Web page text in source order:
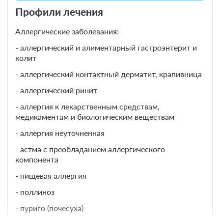
Профили лечения
Аллергические заболевания:
- аллергический и алиментарный гастроэнтерит и
колит
- аллергический контактный дерматит, крапивница
- аллергический ринит
- аллергия к лекарственным средствам,
медикаментам и биологическим веществам
- аллергия неуточненная
- астма с преобладанием аллергического
компонента
- пищевая аллергия
- поллиноз
- пуриго (почесуха)